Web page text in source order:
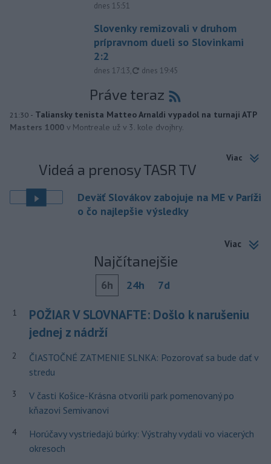
dnes 15:51
Slovenky remizovali v druhom
prípravnom dueli so Slovinkami
2:2
dnes 17:13, aktualizované
dnes 19:45
Práve teraz
21:30 - Taliansky tenista Matteo Arnaldi vypadol na turnaji ATP
Masters 1000 v Montreale už v 3. kole dvojhry.
Viac
Videá a prenosy TASR TV
Deväť Slovákov zabojuje na ME v Paríži
o čo najlepšie výsledky
Viac
Najčítanejšie
6h 24h 7d
1
POŽIAR V SLOVNAFTE: Došlo k narušeniu
jednej z nádrží
2
ČIASTOČNÉ ZATMENIE SLNKA: Pozorovať sa bude dať v
stredu
3
V časti Košice-Krásna otvorili park pomenovaný po
kňazovi Semivanovi
4
Horúčavy vystriedajú búrky: Výstrahy vydali vo viacerých
okresoch